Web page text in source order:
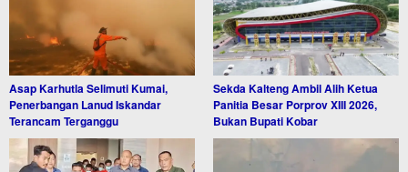
Asap Karhutla Selimuti Kumai,
Penerbangan Lanud Iskandar
Terancam Terganggu
Sekda Kalteng Ambil Alih Ketua
Panitia Besar Porprov XIII 2026,
Bukan Bupati Kobar